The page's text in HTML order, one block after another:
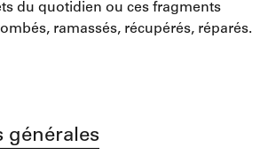
du quotidien ou ces fragments
ramassés, récupérés, réparés.
générales